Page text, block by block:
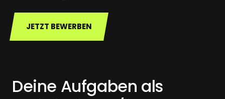
JETZT BEWERBEN
Deine Aufgaben als